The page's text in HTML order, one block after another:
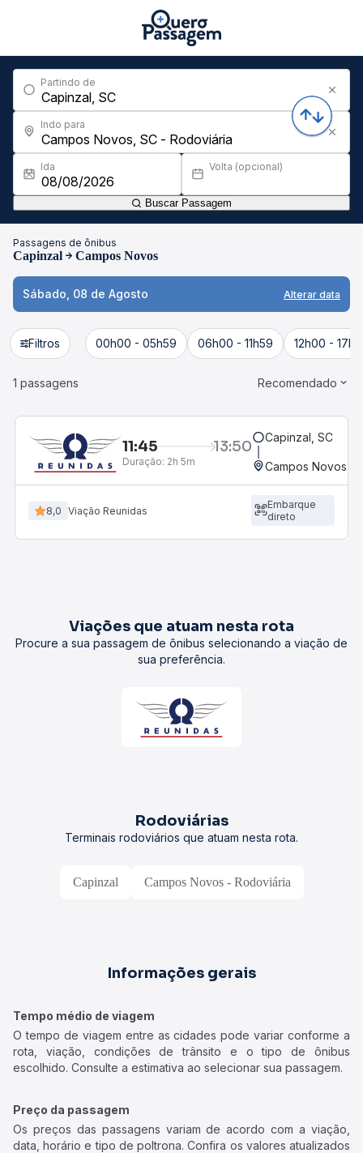
Partindo de
Indo para
Ida Volta (opcional)
Buscar Passagem
Passagens de ônibus
Capinzal Campos Novos
Sábado, 08 de Agosto Alterar data
Filtros 00h00 - 05h59 06h00 - 11h59 12h00 -
1 passagens Recomendado
11:45 13:50
Duração: 2h 5m
Capinzal, SC
Campos Novos,
8,0 Viação Reunidas
Embarque
direto
Viações que atuam nesta rota
Procure a sua passagem de ônibus selecionando a viação de
sua preferência.
Rodoviárias
Terminais rodoviários que atuam nesta rota.
Capinzal Campos Novos - Rodoviária
Informações gerais
Tempo médio de viagem
O tempo de viagem entre as cidades pode variar conforme a
rota, viação, condições de trânsito e o tipo de ônibus
escolhido. Consulte a estimativa ao selecionar sua passagem.
Preço da passagem
Os preços das passagens variam de acordo com a viação,
data, horário e tipo de poltrona. Confira os valores atualizados